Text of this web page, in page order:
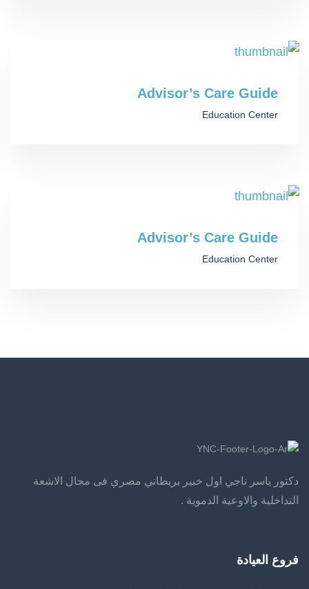
Advisor’s Care Guide
Education Center
Advisor’s Care Guide
Education Center
دكتور ياسر ناجي اول خبير بريطاني مصري فى مجال الاشعة
التداخلية والاوعية الدموية .
فروع العيادة